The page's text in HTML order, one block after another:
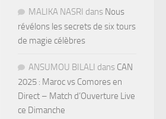
MALIKA NASRI dans Nous
révélons les secrets de six tours
de magie célèbres
ANSUMOU BILALI dans CAN
2025 : Maroc vs Comores en
Direct – Match d’Ouverture Live
ce Dimanche